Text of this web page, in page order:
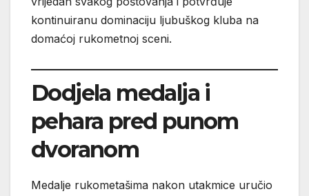
kontinuiranu dominaciju ljubuškog kluba na
domaćoj rukometnoj sceni.
Dodjela medalja i
pehara pred punom
dvoranom
Medalje rukometašima nakon utakmice uručio